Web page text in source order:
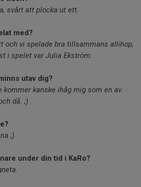
svårt att plocka ut ett.
med?
och vi spelade bra tillsammans allihop,
i spelet var Julia Ekström.
utav dig?
kommer kanske ihåg mig som en av
då. ;)
;)
under din tid i KaRo?